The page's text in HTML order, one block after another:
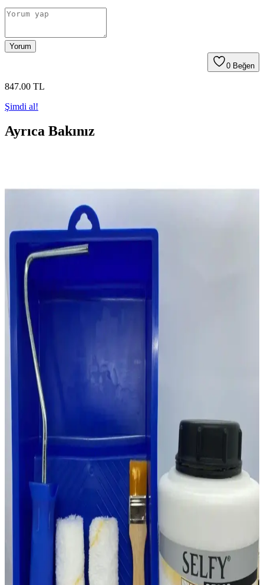
Yorum
0 Beğen
847.00 TL
Şimdi al!
Ayrıca Bakınız
Derby Special Kahve Deri Boyası, deri ürünlerin görünümünü ve
dayanıklılığını artırmak için su bazlı, kolay uygulanabilir ve suya
dayanıklı özellikleriyle öne çıkan bir ürün. Uygulama ve bakım
ipuçlarıyla uzun ömür sağlar.
Bigpoint Jel Mum Boya Fosforlu 5 Renk Güvenli ve
Yaratıcı Boyama Deneyimi
Bigpoint Jel Mum Boya Fosforlu 5 Renk, güvenli, parlak ve
fosforlu renkleriyle çocuklar ve sanatçılar için ideal, kolay kullanım
sağlayan pratik ve güvenli boyama setidir.
Cadence Boya Hybrıd Acrylıc Multisurfaces
Napolyon Mavi: Çok Yönlü ve Güçlü Akrilik Boya
Seçeneği
Cadence Hybrıd Acrylıc Multisurfaces Napolyon Mavi, çeşitli
yüzeylerde üstün performans gösteren su bazlı ve çok yönlü akrilik
boya. Kolay uygulama ve canlı renkleriyle iç ve dış mekan
projelerine ideal.
Hobi Fırça Setleri: Teknik Özellikler ve Kullanım
Alanları Hakkında Kapsamlı Rehber
Hobi fırça setleri, farklı kıllar ve sap malzemeleriyle sanat ve el işi
projelerinde detaylı çalışmalar için ideal. Doğru seçim ve bakım,
uzun ömürlü ve kaliteli sonuçlar sağlar.
Hasbro 12'li Kuruboya Seti: Yaratıcı ve Çok Yönlü
Sanat Malzemeleri Ürün İncelemesi
Hasbro'nun 12'li kuruboya seti, canlı renkleri ve kullanımı kolay
tasarımıyla çocukların ve gençlerin yaratıcılığını teşvik eder, ancak
kırılgan yapısı dikkat gerektirir.